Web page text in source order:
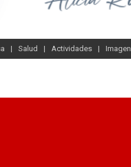
Salud Actividades Imagen